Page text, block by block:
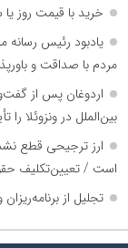
خرید با قیمت روز
یادبود رئیس رسانه
مردم با صداقت و
اردوغان پس از
بین‌الملل در ونزوئلا را
ارز ترجیحی قطع
است / تعیین‌تکلیف
تجلیل از